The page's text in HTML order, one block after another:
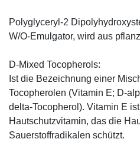
Polyglyceryl-2
W/O-Emulgator, wird aus
D-Mixed Tocopherols:
Ist die Bezeichnung einer
Tocopherolen (Vitamin E; D-
delta-Tocopherol). Vitamin E
Hautschutzvitamin, das die
Sauerstoffradikalen schützt.